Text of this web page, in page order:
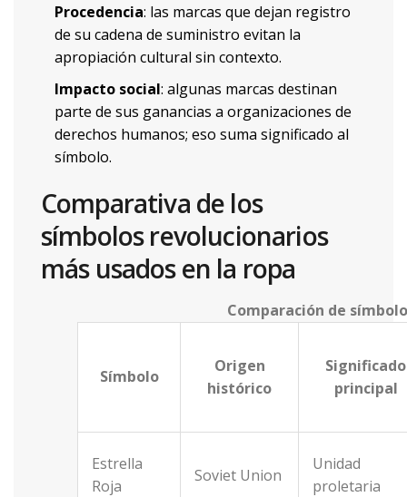
Procedencia: las marcas que dejan registro
de su cadena de suministro evitan la
apropiación cultural sin contexto.
Impacto social: algunas marcas destinan
parte de sus ganancias a organizaciones de
derechos humanos; eso suma significado al
símbolo.
Comparativa de los
símbolos revolucionarios
más usados en la ropa
Comparación de
Símbolo
Origen
histórico
Significado
principal
Estrella
Roja
Soviet Union
Unidad
proletaria